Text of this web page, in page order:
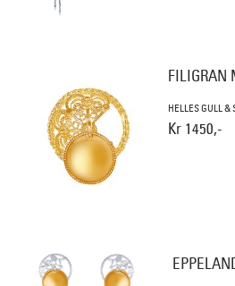
FILIGRAN
HELLES GULL &
Kr 1450,-